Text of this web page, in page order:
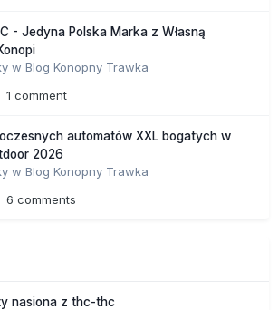
- Jedyna Polska Marka z Własną
w Blog Konopny Trawka
1 comment
automatów XXL bogatych w
2026
w Blog Konopny Trawka
6 comments
nasiona z thc-thc